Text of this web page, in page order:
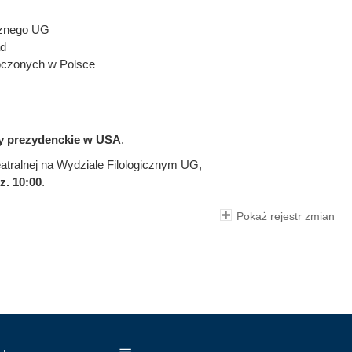
UG
w Polsce
prezydenckie w USA.
na Wydziale Filologicznym UG,
10:00.
Pokaż rejestr zmian